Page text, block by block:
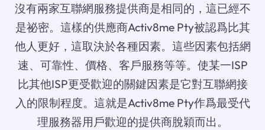
沒有兩家互聯網服務提供商是相同的，這已經不
是祕密。這樣的供應商Activ8me Pty被認爲比其
他人更好，這取決於各種因素。這些因素包括網
速、可靠性、價格、客戶服務等等。使某一ISP
比其他ISP更受歡迎的關鍵因素是它對互聯網接
入的限制程度。這就是Activ8me Pty作爲最受代
理服務器用戶歡迎的提供商脫穎而出。